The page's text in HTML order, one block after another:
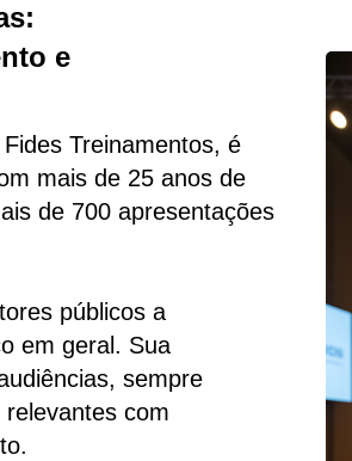
e
Treinamentos, é
mais de 25 anos de
de 700 apresentações
públicos a
em geral. Sua
sempre
com